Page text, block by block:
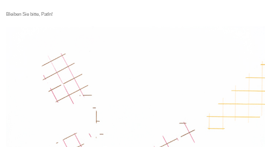
Bleiben Sie bitte, PatIn!